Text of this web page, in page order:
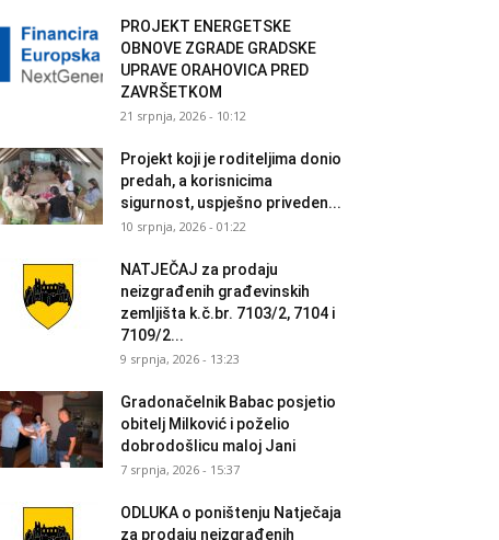
PROJEKT ENERGETSKE
OBNOVE ZGRADE GRADSKE
UPRAVE ORAHOVICA PRED
ZAVRŠETKOM
21 srpnja, 2026 - 10:12
Projekt koji je roditeljima donio
predah, a korisnicima
sigurnost, uspješno priveden...
10 srpnja, 2026 - 01:22
NATJEČAJ za prodaju
neizgrađenih građevinskih
zemljišta k.č.br. 7103/2, 7104 i
7109/2...
9 srpnja, 2026 - 13:23
Gradonačelnik Babac posjetio
obitelj Milković i poželio
dobrodošlicu maloj Jani
7 srpnja, 2026 - 15:37
ODLUKA o poništenju Natječaja
za prodaju neizgrađenih